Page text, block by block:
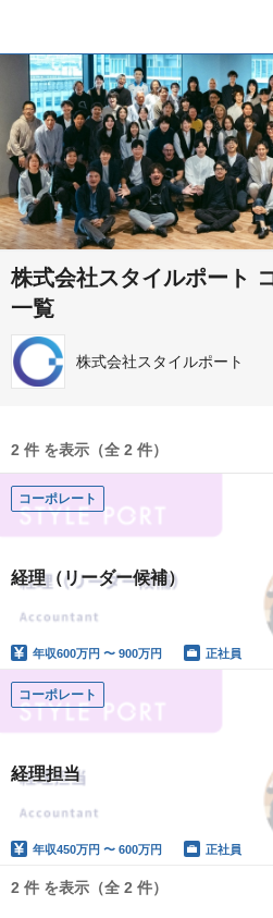
株式会社スタイルポート
一覧
株式会社スタイルポート
2 件 を表示（全 2 件）
コーポレート
経理（リーダー候補）
年収600万円 〜 900万円 正社員
コーポレート
経理担当
年収450万円 〜 600万円 正社員
2 件 を表示（全 2 件）